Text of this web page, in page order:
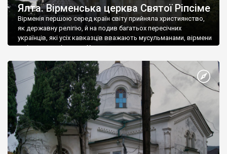
Ялта. Вірменська церква Святої Ріпсіме
Вірменія першою серед країн світу прийняла християнство,
як державну релігію, й на подив багатьох пересічних
українців, які усіх кавказців вважають мусульманами, вірмени
є відданими вірянами Христа